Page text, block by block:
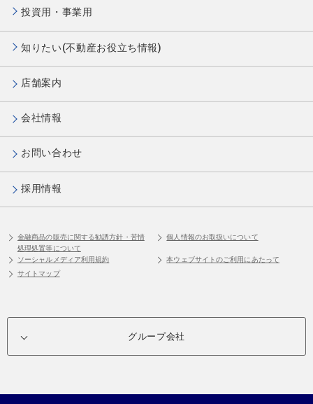
投資用・事業用
知りたい(不動産お役立ち情報)
店舗案内
会社情報
お問い合わせ
採用情報
金融商品の販売に関する勧誘方針・苦情
処理処置等について
個人情報のお取扱いについて
ソーシャルメディア利用規約
本ウェブサイトのご利用にあたって
サイトマップ
グループ会社